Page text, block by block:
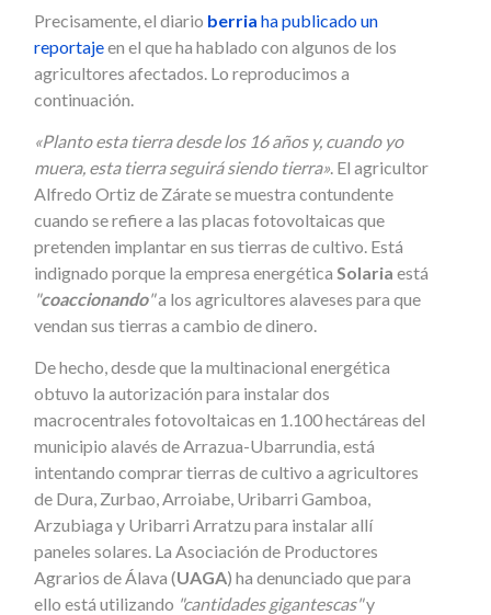
Precisamente, el diario berria ha publicado un
reportajeen el que ha hablado con algunos de los
agricultores afectados. Lo reproducimos a
continuación.
«Planto esta tierra desde los 16 años y, cuando yo
muera, esta tierra seguirá siendo tierra». El agricultor
Alfredo Ortiz de Zárate se muestra contundente
cuando se refiere a las placas fotovoltaicas que
pretenden implantar en sus tierras de cultivo. Está
indignado porque la empresa energética Solaria está
"coaccionando"a los agricultores alaveses para que
vendan sus tierras a cambio de dinero.
De hecho, desde que la multinacional energética
obtuvo la autorización para instalar dos
macrocentrales fotovoltaicas en 1.100 hectáreas del
municipio alavés de Arrazua-Ubarrundia, está
intentando comprar tierras de cultivo a agricultores
de Dura, Zurbao, Arroiabe, Uribarri Gamboa,
Arzubiaga y Uribarri Arratzu para instalar allí
paneles solares. La Asociación de Productores
Agrarios de Álava (UAGA) ha denunciado que para
ello está utilizando "cantidades gigantescas"y